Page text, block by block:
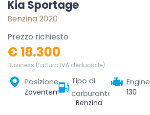
Kia Sportage
Benzina 2020
Prezzo richiesto
€ 18.300
Business (fattura IVA deducibile)
Posizione
Zaventem, Halle-Vilvoorde, Flemish Brabant, Flanders, Belgium
Tipo di
carburante
Benzina
Engine
130